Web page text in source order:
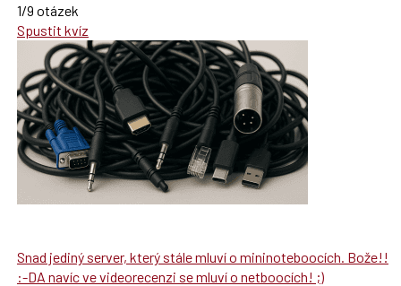
1/9 otázek
Spustit kvíz
Snad jediný server, který stále mluví o mininoteboocích. Bože!!
:-DA navíc ve videorecenzi se mluví o netboocích! ;)